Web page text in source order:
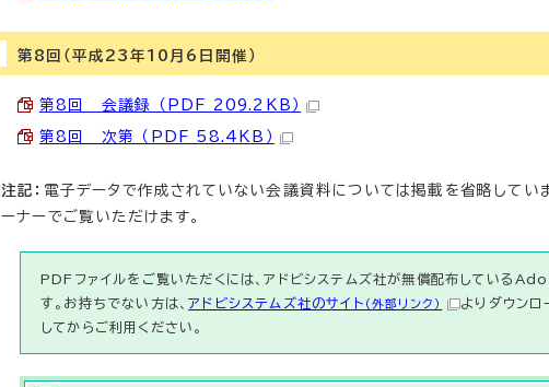
第8回（平成23年10月6日開催）
第8回 会議録 （PDF 209.2KB）
第8回 次第 （PDF 58.4KB）
注記： 電子データで作成されていない会議資料については掲載を省略してい
ーナーでご覧いただけます。
PDFファイルをご覧いただくには、アドビシステムズ社が無償配布している
す。お持ちでない方は、アドビシステムズ社のサイト （外部リンク）
よりダウンロ
してからご利用ください。